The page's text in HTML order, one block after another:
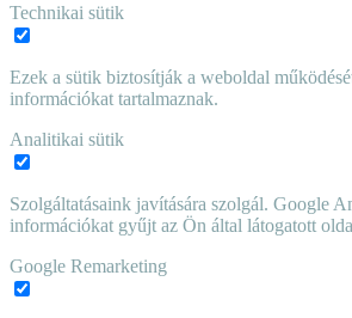
Technikai sütik
Ezek a sütik biztosítják a weboldal
információkat tartalmaznak.
Analitikai sütik
Szolgáltatásaink javítására szolgál. Google
információkat gyűjt az Ön által látogatott
Google Remarketing